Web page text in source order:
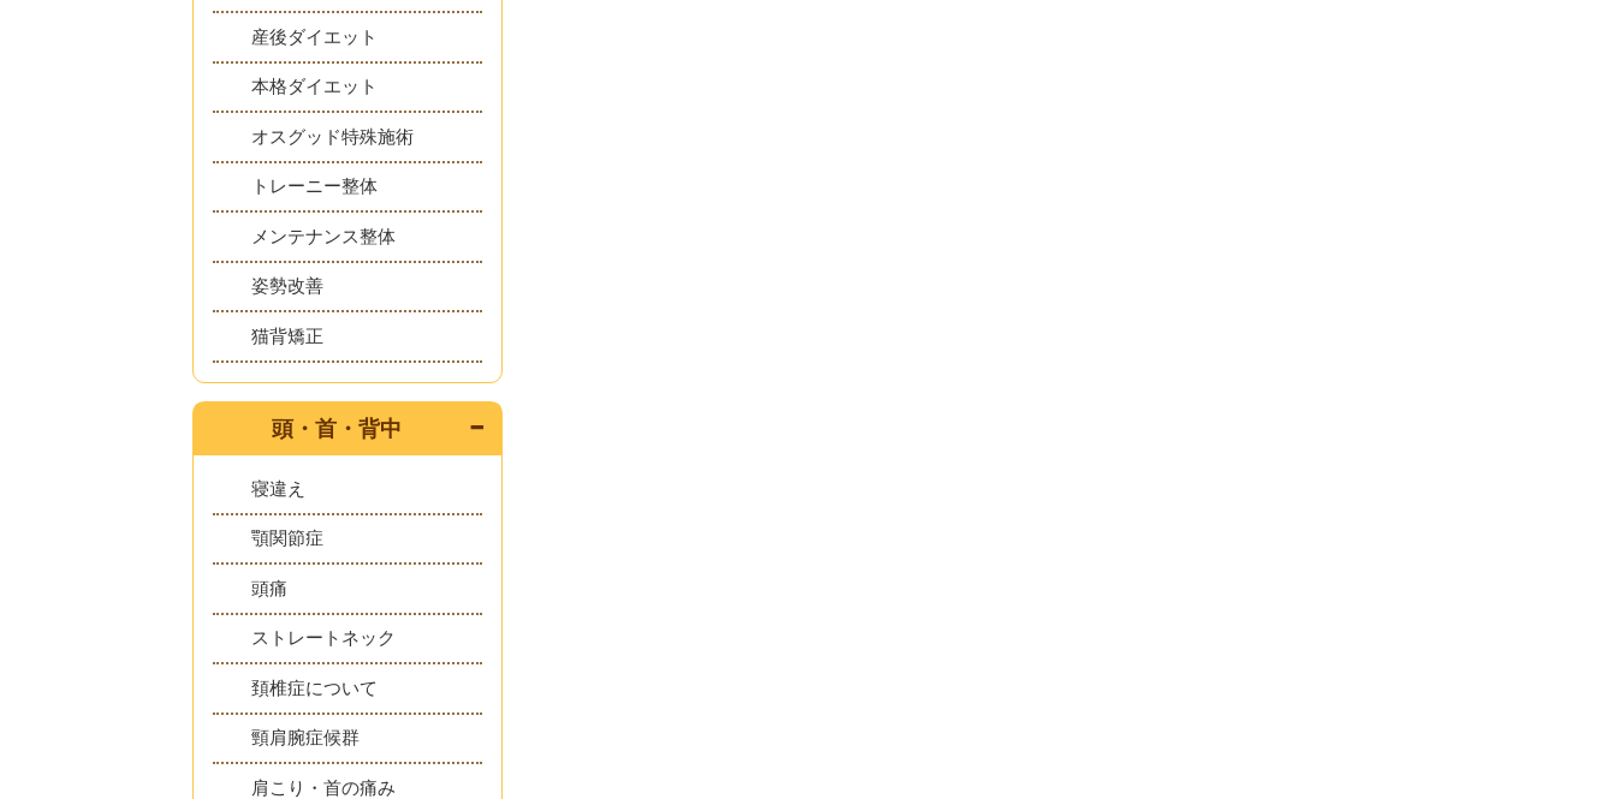
産後ダイエット
本格ダイエット
オスグッド特殊施術
トレーニー整体
メンテナンス整体
姿勢改善
猫背矯正
頭・首・背中
寝違え
顎関節症
頭痛
ストレートネック
頚椎症について
頸肩腕症候群
肩こり・首の痛み